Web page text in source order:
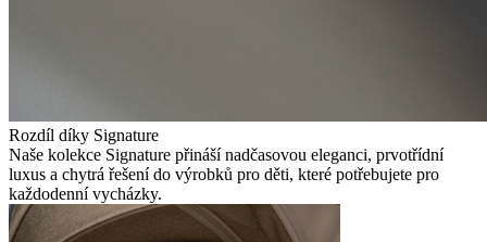
Rozdíl díky Signature
Naše kolekce Signature přináší nadčasovou eleganci, prvotřídní
luxus a chytrá řešení do výrobků pro děti, které potřebujete pro
každodenní vycházky.